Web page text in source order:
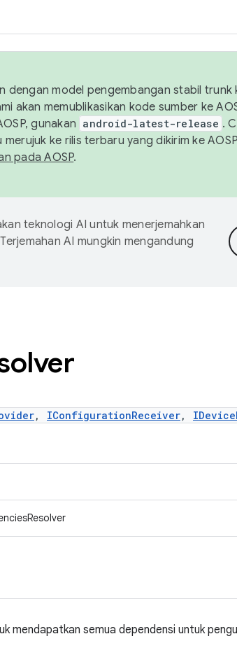
dengan model pengembangan stabil trunk
akan memublikasikan kode sumber ke
gunakan android-latest-release .
merujuk ke rilis terbaru yang dikirim ke
pada AOSP.
teknologi AI untuk menerjemahkan
AI mungkin mengandung
, IConfigurationReceiver,
mendapatkan semua dependensi untuk